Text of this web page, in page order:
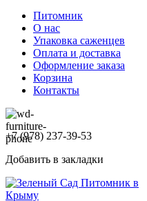
Питомник
О нас
Упаковка саженцев
Оплата и доставка
Оформление заказа
Корзина
Контакты
+7 (978) 237-39-53
Добавить в закладки